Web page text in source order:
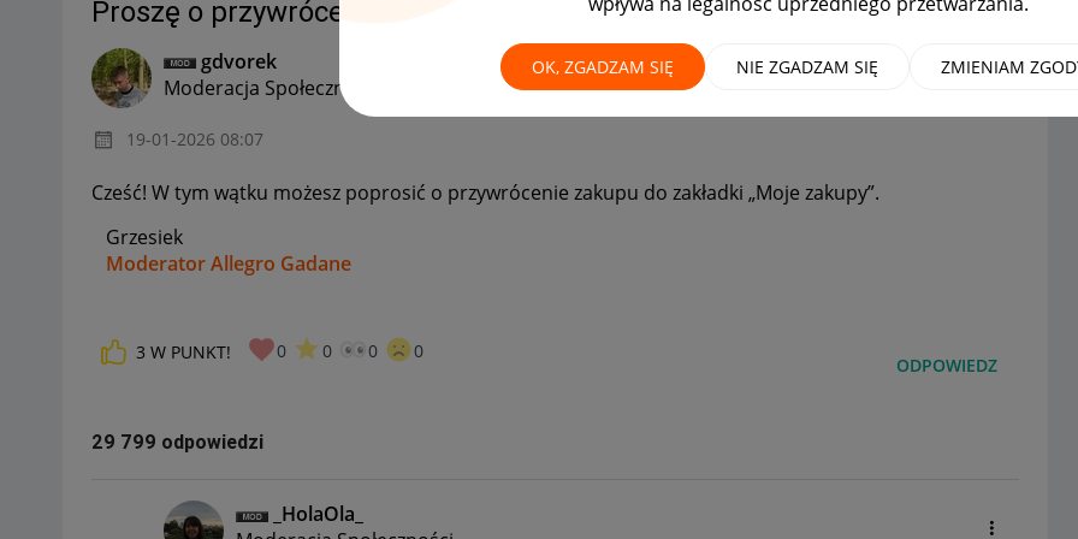
OK, ZGADZAM SIĘ NIE ZGADZAM SIĘ ZMIENIAM
Proszę o przywrócenie zakupu do zakładki "moje zakupy"
gdvorek
Moderacja Społeczności
‎19-01-2026 08:07
Cześć! W tym wątku możesz poprosić o przywrócenie zakupu do zakładki „Moje zakupy”.
Grzesiek
Moderator Allegro Gadane
3 W PUNKT! 0 0 0 0
ODPOWIEDZ
29 799 odpowiedzi
_HolaOla_